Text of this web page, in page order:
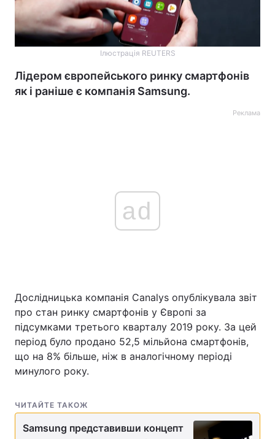
Ілюстрація REUTERS
Лідером європейського ринку смартфонів
як і раніше є компанія Samsung.
Реклама
ad
Дослідницька компанія Canalys опублікувала звіт
про стан ринку смартфонів у Європі за
підсумками третього кварталу 2019 року. За цей
період було продано 52,5 мільйона смартфонів,
що на 8% більше, ніж в аналогічному періоді
минулого року.
ЧИТАЙТЕ ТАКОЖ
Samsung представивши концепт